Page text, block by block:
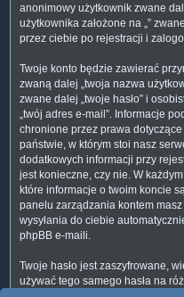
anonimowy użytkownik zwane
użytkownika założone na „”
przez ciebie po rejestracji i
Twoje konto będzie zawierać
zwaną dalej „twoja nazwa
zwane dalej „twoje hasło” i
„twój adres e-mail”. Informacje
chronione przez prawa
państwie, w którym stoi nasz
dodatkowych informacji przy
jest konieczne, czy nie. W
które informacje o twoim koncie
panelu zarządzania kontem
wysyłania do ciebie
phpBB e-maili.
Twoje hasło jest zaszyfrowane,
używać tego samego hasła na